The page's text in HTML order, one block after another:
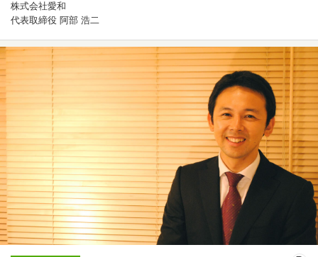
株式会社愛和
代表取締役 阿部 浩二